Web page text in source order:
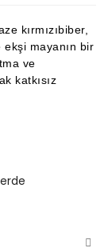
kırmızıbiber,
mayanın bir
ve
katkısız